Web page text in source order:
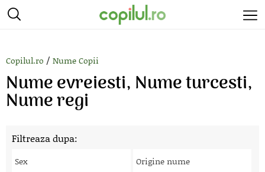
Copilul.ro / Nume Copii
Nume evreiesti, Nume turcesti,
Nume regi
Filtreaza dupa:
Sex Origine nume